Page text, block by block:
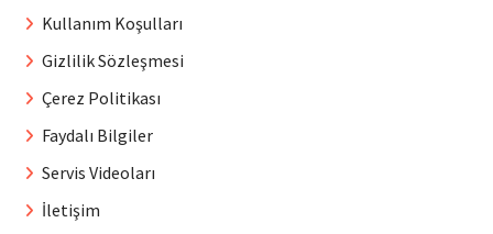
Kullanım Koşulları
Gizlilik Sözleşmesi
Çerez Politikası
Faydalı Bilgiler
Servis Videoları
İletişim